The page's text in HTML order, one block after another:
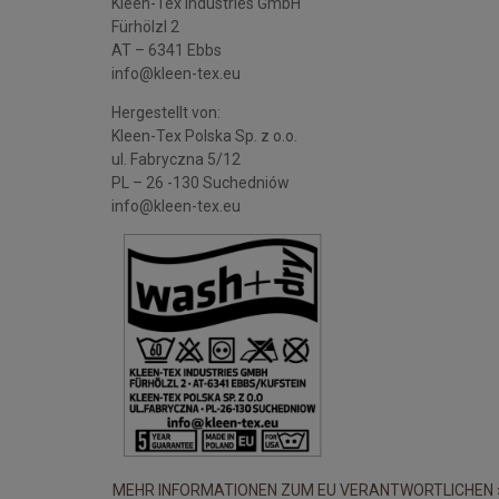
Fürhölzl 2
AT – 6341 Ebbs
info@kleen-tex.eu
Hergestellt von:
Kleen-Tex Polska Sp. z o.o.
ul. Fabryczna 5/12
PL – 26 -130 Suchedniów
info@kleen-tex.eu
MEHR INFORMATIONEN ZUM EU VERANTWORTLICHEN